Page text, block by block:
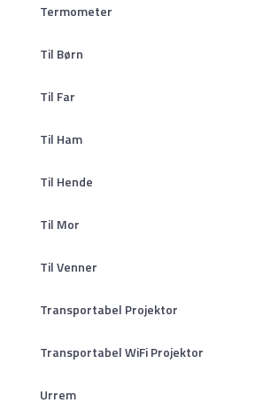
Termometer
Til Børn
Til Far
Til Ham
Til Hende
Til Mor
Til Venner
Transportabel Projektor
Transportabel WiFi Projektor
Urrem